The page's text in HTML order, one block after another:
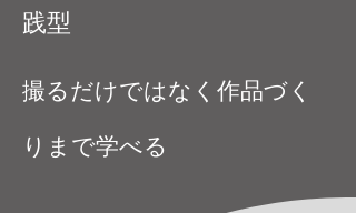
践型
撮るだけではなく作品づく
りまで学べる